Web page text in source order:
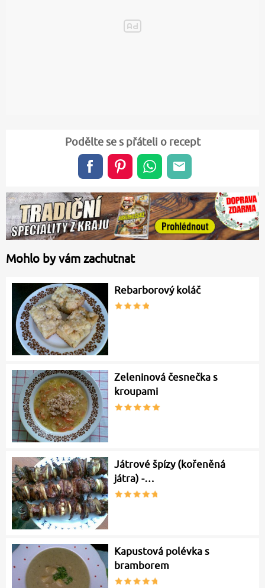
Podělte se s přáteli o recept
Mohlo by vám zachutnat
Rebarborový koláč
Zeleninová česnečka s
kroupami
Játrové špízy (kořeněná
játra) -…
Kapustová polévka s
bramborem